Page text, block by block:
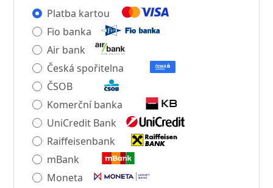
Platba kartou
Fio banka
Air bank
Česká spořitelna
ČSOB
Komerční banka
UniCredit Bank
Raiffeisenbank
mBank
Moneta